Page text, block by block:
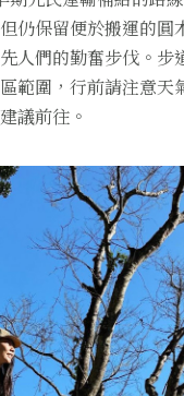
仍保留便於搬運的圓
人們的勤奮步伐。步
範圍，行前請注意天
議前往。